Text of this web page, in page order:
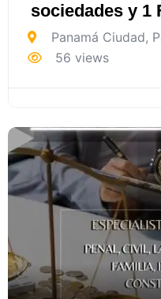
sociedades y 1
Panamá Ciudad,
56 views